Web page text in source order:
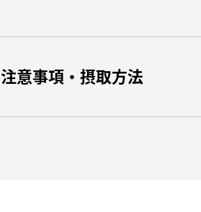
注意事項・摂取方法